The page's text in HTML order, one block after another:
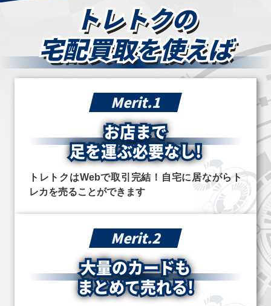
トレトクの
宅配買取を使えば
Merit.1
お店まで
足を運ぶ必要なし!
トレトクはWebで取引完結！自宅に居ながらト
レカを売ることができます
Merit.2
大量のカードも
まとめて売れる!